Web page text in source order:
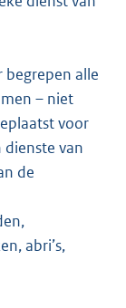
alle
– niet
voor
van
de
abri’s,